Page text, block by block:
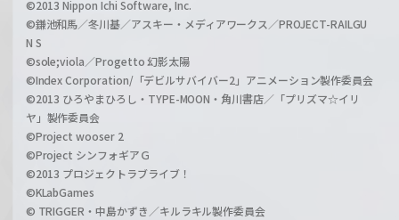
©2013 Nippon Ichi Software, Inc.
©鎌池和馬／冬川基／アスキー・メディアワークス／PROJECT-RAILGU
N S
©sole;viola／Progetto 幻影太陽
©Index Corporation/「デビルサバイバー2」アニメーション製作委員会
©2013 ひろやまひろし・TYPE-MOON・角川書店／「プリズマ☆イリ
ヤ」製作委員会
©Project wooser 2
©Project シンフォギアＧ
©2013 プロジェクトラブライブ！
©KLabGames
© TRIGGER・中島かずき／キルラキル製作委員会